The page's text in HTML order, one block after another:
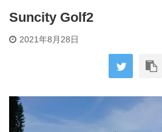
Suncity Golf2
2021年8月28日